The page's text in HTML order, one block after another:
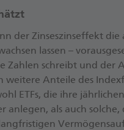
der Zin­ses­zins­ef­fekt die
las­sen –
Zah­len schreibt und der
wei­te­re An­tei­le des
ETFs, die ihre
an­le­gen, als auch sol­che,